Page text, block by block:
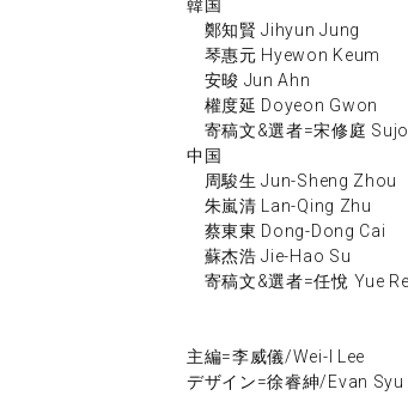
韓国
鄭知賢 Jihyun Jung
琴惠元 Hyewon Keum
安晙 Jun Ahn
權度延 Doyeon Gwon
寄稿文&選者=宋修庭
中国
周駿生 Jun-Sheng Zhou
朱嵐清 Lan-Qing Zhu
蔡東東 Dong-Dong Cai
蘇杰浩 Jie-Hao Su
寄稿文&選者=任悅 Yue
主編=李威儀/Wei-I Lee
デザイン=徐睿紳/Evan Syu